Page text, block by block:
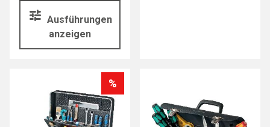
Ausführungen
anzeigen
%